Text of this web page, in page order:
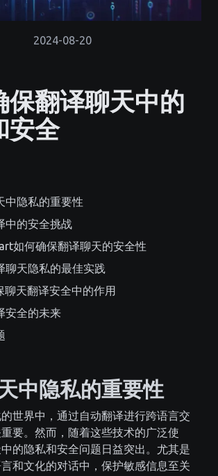
2024-08-20
保翻译聊天中的
安全
中隐私的重要性
中的安全挑战
如何确保翻译聊天的安全性
聊天隐私的最佳实践
聊天翻译安全中的作用
安全的未来
中隐私的重要性
世界中，通过自动翻译进行跨语言交
要。然而，随着这些技术的广泛使
的隐私和安全问题日益突出。尤其是
和文化的对话中，保护敏感信息至关